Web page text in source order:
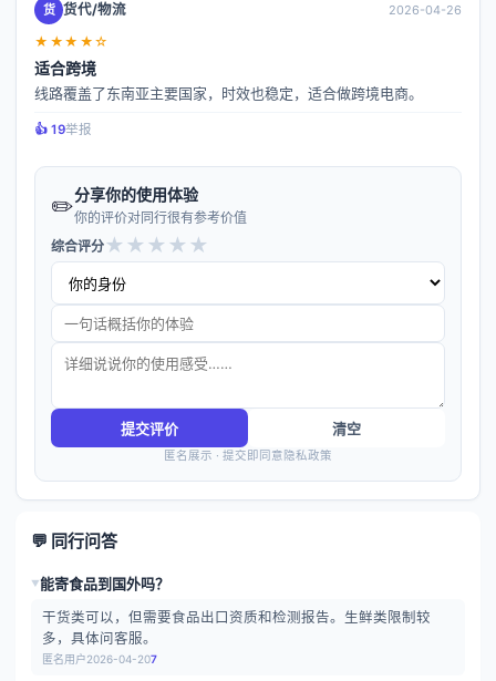
货 货代/物流 2026-04-26
★★★★☆
适合跨境
线路覆盖了东南亚主要国家，时效也稳定，适合做跨境电商。
👍️ 19举报
✏️分享你的使用体验
你的评价对同行很有参考价值
综合评分★ ★ ★ ★ ★
提交评价 清空
匿名展示 · 提交即同意隐私政策
💬 同行问答
▶能寄食品到国外吗？
干货类可以，但需要食品出口资质和检测报告。生鲜类限制较
多，具体问客服。
匿名用户2026-04-207